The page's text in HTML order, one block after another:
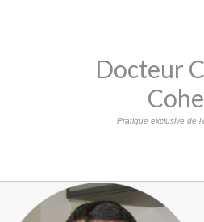
Docteur
Pratique exclusive de